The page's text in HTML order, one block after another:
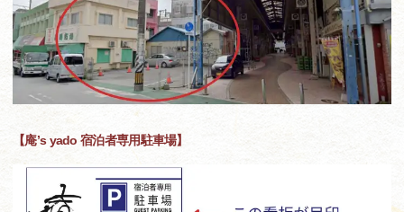
【庵’s yado 宿泊者専用駐車場】